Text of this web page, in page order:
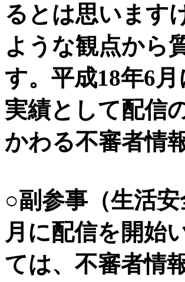
るとは思います
ような観点から
す。平成18年6
実績として配信
かわる不審者情
○副参事（生活
月に配信を開始
ては、不審者情